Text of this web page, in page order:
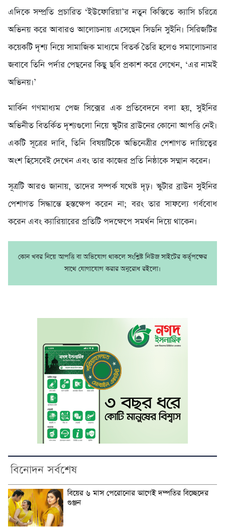
এদিকে সম্প্রতি প্রচারিত ‘ইউফোরিয়া’র নতুন কিস্তিতে ক্যাসি চরিত্রে
অভিনয় করে আবারও আলোচনায় এসেছেন সিডনি সুইনি। সিরিজটির
কয়েকটি দৃশ্য নিয়ে সামাজিক মাধ্যমে বিতর্ক তৈরি হলেও সমালোচনার
জবাবে তিনি পর্দার পেছনের কিছু ছবি প্রকাশ করে লেখেন, ‘এর নামই
অভিনয়।’
মার্কিন গণমাধ্যম পেজ সিক্সের এক প্রতিবেদনে বলা হয়, সুইনির
অভিনীত বিতর্কিত দৃশ্যগুলো নিয়ে স্কুটার ব্রাউনের কোনো আপত্তি নেই।
একটি সূত্রের দাবি, তিনি বিষয়টিকে অভিনেত্রীর পেশাগত দায়িত্বের
অংশ হিসেবেই দেখেন এবং তার কাজের প্রতি নিষ্ঠাকে সম্মান করেন।
সূত্রটি আরও জানায়, তাদের সম্পর্ক যথেষ্ট দৃঢ়। স্কুটার ব্রাউন সুইনির
পেশাগত সিদ্ধান্তে হস্তক্ষেপ করেন না; বরং তার সাফল্যে গর্ববোধ
করেন এবং ক্যারিয়ারের প্রতিটি পদক্ষেপে সমর্থন দিয়ে থাকেন।
কোন খবর নিয়ে আপত্তি বা অভিযোগ থাকলে সংশ্লিষ্ট নিউজ সাইটের কর্তৃপক্ষের
সাথে যোগাযোগ করার অনুরোধ রইলো।
বিনোদন সর্বশেষ
বিয়ের ৬ মাস পেরোনোর আগেই দম্পতির বিচ্ছেদের
গুঞ্জন